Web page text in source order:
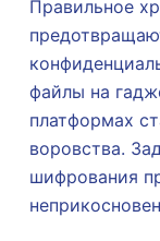
Правильное
файлы на
платформах
воровства.
шифрования